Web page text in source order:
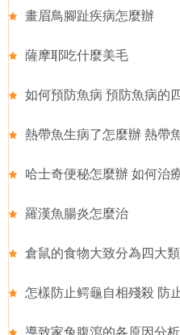
畫眉鳥腳趾疾病怎麼辦
薩摩耶吃什麼美毛
如何預防魚病 預防魚病的
熱帶魚生病了怎麼辦 熱帶
哈士奇便秘怎麼辦 如何治
羅漢魚腸炎怎麼治
倉鼠的食物大致分為四大類
怎樣防止鳄龜自相殘殺 防
導致家兔腹瀉的各原因分析